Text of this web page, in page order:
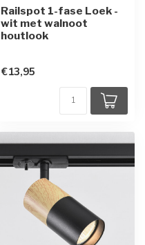
Railspot 1-fase Loek -
wit met walnoot
houtlook
€13,95